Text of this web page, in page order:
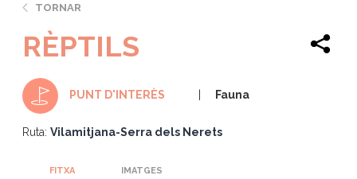
TORNAR
RÈPTILS
PUNT D'INTERÈS Fauna
Ruta: Vilamitjana-Serra dels Nerets
FITXA IMATGES